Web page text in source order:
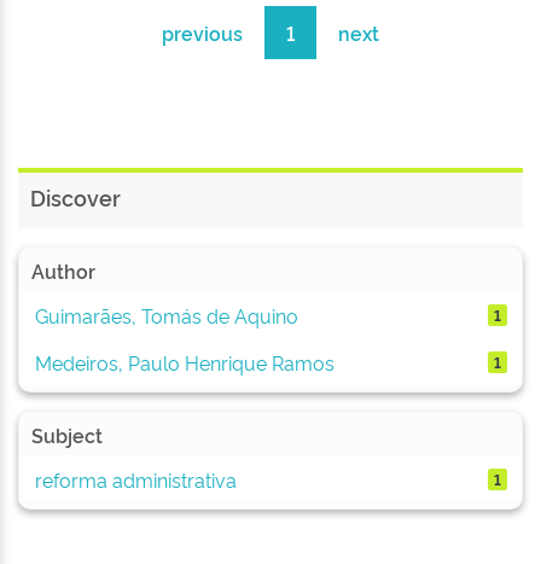
previous 1 next
Discover
Author
Guimarães, Tomás de Aquino
1
Medeiros, Paulo Henrique Ramos 1
Subject
reforma administrativa
1